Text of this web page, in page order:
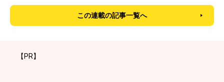
この連載の記事一覧へ
【PR】